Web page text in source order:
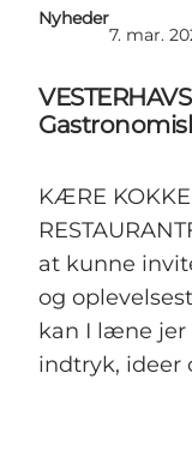
Projekter
Nyheder
Om os
Nyheder
7. mar.
KÆRE
at kunne
og
kan I læne jer
indtryk, ideer